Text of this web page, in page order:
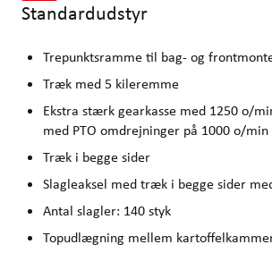
Standardudstyr
Trepunktsramme til bag- og
Træk med 5 kileremme
Ekstra stærk gearkasse med 1250 o/
med PTO omdrejninger på 1000 o/min
Træk i begge sider
Slagleaksel med træk i begge sider
Antal slagler: 140 styk
Topudlægning mellem